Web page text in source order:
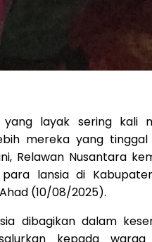
layak sering kali
mereka yang
Relawan Nusantara
lansia di
(10/08/2025).
dibagikan dalam